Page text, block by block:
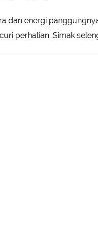
dan energi
perhatian. Simak